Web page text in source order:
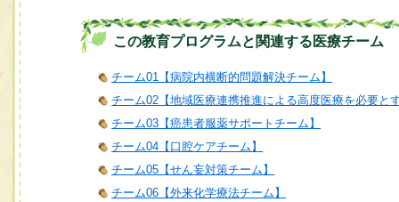
この教育プログラムと関連する医療チーム
チーム01【病院内横断的問題解決チーム】
チーム02【地域医療連携推進による高度医療を必要と
チーム03【癌患者服薬サポートチーム】
チーム04【口腔ケアチーム】
チーム05【せん妄対策チーム】
チーム06【外来化学療法チーム】